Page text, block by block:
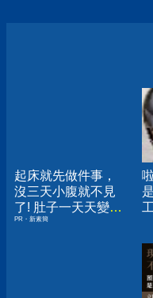
起床就先做件事，
沒三天小腹就不見
了! 肚子一天天變
小！
PR・新素簡